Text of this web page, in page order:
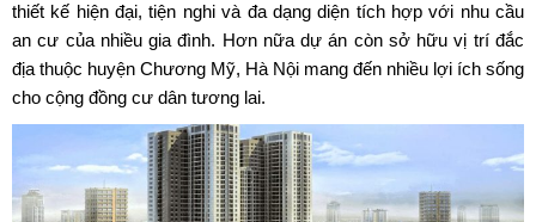
thiết kế hiện đại, tiện nghi và đa dạng diện tích hợp với nhu cầu
an cư của nhiều gia đình. Hơn nữa dự án còn sở hữu vị trí đắc
địa thuộc huyện Chương Mỹ, Hà Nội mang đến nhiều lợi ích sống
cho cộng đồng cư dân tương lai.